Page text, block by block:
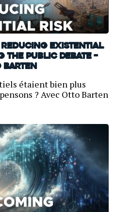
Reducing existential
public debate –
Barten
étaient bien plus
? Avec Otto Barten